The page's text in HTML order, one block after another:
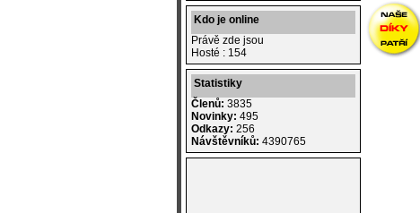
Kdo je online
Právě zde jsou
Hosté : 154
Statistiky
Členů: 3835
Novinky: 495
Odkazy: 256
Návštěvníků: 4390765